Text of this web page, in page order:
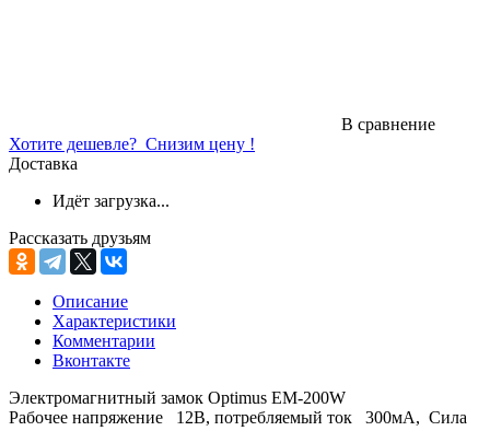
В сравнение
Хотите дешевле? Снизим цену !
Доставка
Идёт загрузка...
Рассказать друзьям
Описание
Характеристики
Комментарии
Вконтакте
Электромагнитный замок Optimus EM-200W
Рабочее напряжение 12В, потребляемый ток 300мА, Сила